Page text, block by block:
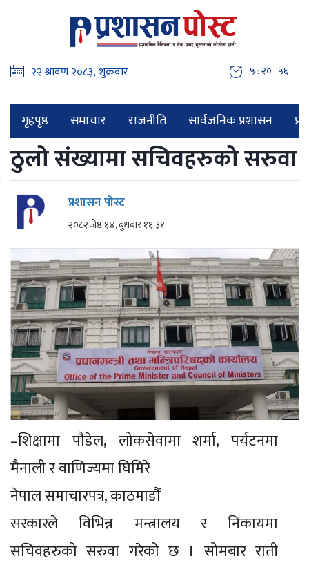
५ : २० : ५७
गृहपृष्ठ समाचार राजनीति सार्वजनिक प्रशासन
ठुलो संख्यामा सचिवहरुको सरुवा
प्रशासन पोस्ट
२०८२ जेष्ठ १४, बुधबार ११:३१
–शिक्षामा पौडेल, लोकसेवामा शर्मा, पर्यटनमा
मैनाली र वाणिज्यमा घिमिरे
नेपाल समाचारपत्र, काठमाडौं
सरकारले विभिन्न मन्त्रालय र निकायमा
सचिवहरुको सरुवा गरेको छ । सोमबार राती